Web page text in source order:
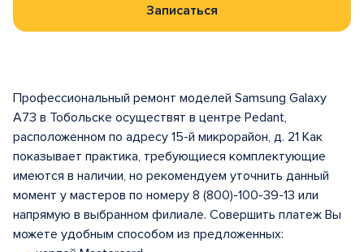
Записаться
Профессиональный ремонт моделей Samsung Galaxy
A73 в Тобольске осуществят в центре Pedant,
расположенном по адресу 15-й микрорайон, д. 21 Как
показывает практика, требующиеся комплектующие
имеются в наличии, но рекомендуем уточнить данный
момент у мастеров по номеру 8 (800)-100-39-13 или
напрямую в выбранном филиале. Совершить платеж Вы
можете удобным способом из предложенных: